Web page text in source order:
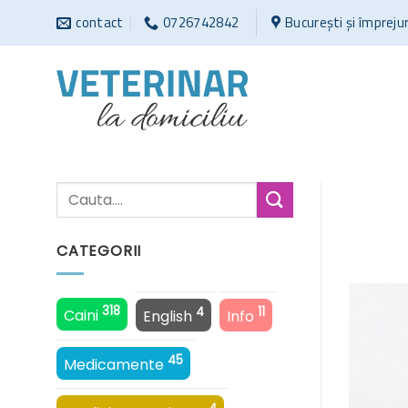
contact 0726742842 București și
CATEGORII
Caini 318 English 4 Info 11
Medicamente 45